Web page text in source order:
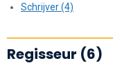
Schrijver (4)
Regisseur (6)